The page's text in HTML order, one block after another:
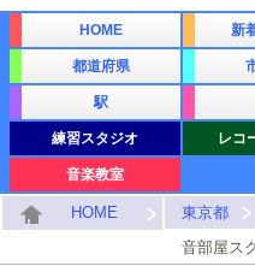
HOME 新
都道府県
駅
練習スタジオ レコ
音楽教室
HOME 東京都
音部屋ス